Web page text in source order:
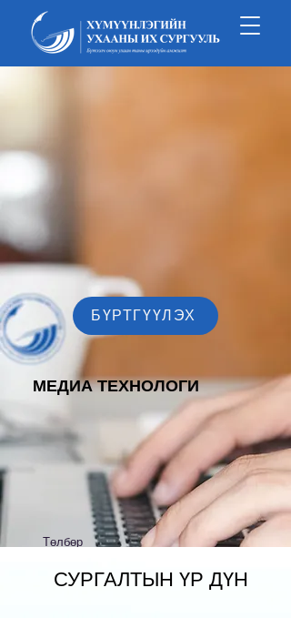
БҮРТГҮҮЛЭХ
МЕДИА ТЕХНОЛОГИ
50,000
Төлбөр
СУРГАЛТЫН ҮР ДҮН